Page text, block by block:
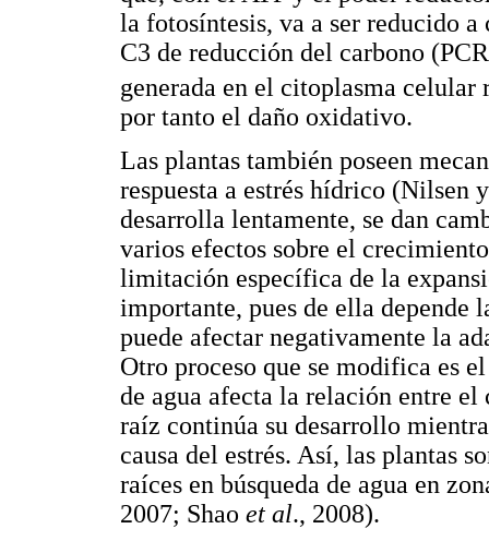
la fotosíntesis, va a ser reducido
C3 de reducción del carbono
generada en el citoplasma
por tanto el daño oxidativo.
Las plantas también poseen
respuesta a estrés hídrico
desarrolla lentamente, se dan
varios efectos sobre el
limitación específica de la
importante, pues de ella depende
puede afectar negativamente la
Otro proceso que se modifica es
de agua afecta la relación entre
raíz continúa su desarrollo
causa del estrés. Así, las plantas
raíces en búsqueda de agua en
2007; Shao et al., 2008).